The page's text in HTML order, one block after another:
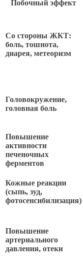
Побочный эффект
Со стороны ЖКТ:
боль, тошнота,
диарея, метеоризм
Головокружение,
головная боль
Повышение
активности
печеночных
ферментов
Кожные реакции
(сыпь, зуд,
фотосенсибилизация)
Повышение
артериального
давления, отеки